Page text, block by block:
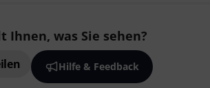
Ihnen, was Sie sehen?
Hilfe & Feedback